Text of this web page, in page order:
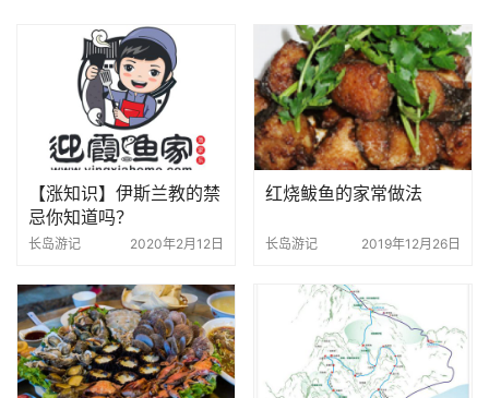
【涨知识】伊斯兰教的禁
忌你知道吗？
长岛游记 2020年2月12日
红烧鲅鱼的家常做法
长岛游记 2019年12月26日